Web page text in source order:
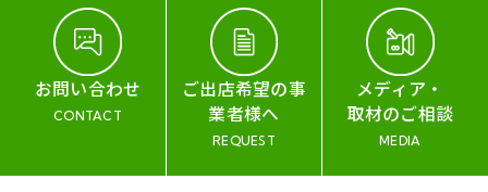
お問い合わせ
CONTACT
ご出店希望の事
業者様へ
REQUEST
メディア・
取材のご相談
MEDIA